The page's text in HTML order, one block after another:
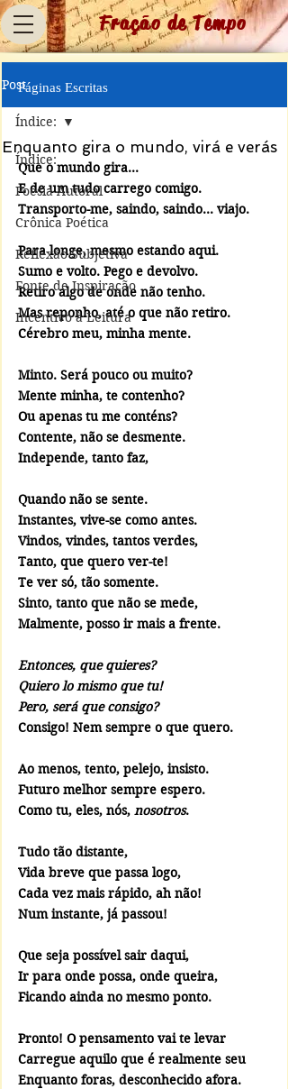
Fração de Tempo
Post
Índice:
Poesia Autoral
Crônica Poética
Reflexão Subjetiva
Fonte de Inspiração
Incentivo à Leitura
Índice:
Enquanto gira o mundo, virá e verás
Que o mundo gira...
E de um tudo carrego comigo.
Transporto-me, saindo, saindo... viajo.
Para longe, mesmo estando aqui.
Sumo e volto. Pego e devolvo.
Retiro algo de onde não tenho.
Mas reponho, até o que não retiro.
Cérebro meu, minha mente.
Minto. Será pouco ou muito?
Mente minha, te contenho?
Ou apenas tu me conténs?
Contente, não se desmente.
Independe, tanto faz,
Quando não se sente.
Instantes, vive-se como antes.
Vindos, vindes, tantos verdes,
Tanto, que quero ver-te!
Te ver só, tão somente.
Sinto, tanto que não se mede,
Malmente, posso ir mais a frente.
Entonces, que quieres?
Quiero lo mismo que tu!
Pero, será que consigo?
Consigo! Nem sempre o que quero.
Ao menos, tento, pelejo, insisto.
Futuro melhor sempre espero.
Como tu, eles, nós, nosotros.
Tudo tão distante,
Vida breve que passa logo,
Cada vez mais rápido, ah não!
Num instante, já passou!
Que seja possível sair daqui,
Ir para onde possa, onde queira,
Ficando ainda no mesmo ponto.
Pronto! O pensamento vai te levar
Carregue aquilo que é realmente seu
Enquanto foras, desconhecido afora.
Páginas Escritas